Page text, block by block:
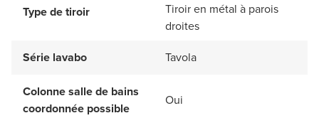
Type de tiroir
Tiroir en métal à parois
droites
Série lavabo
Tavola
Colonne salle de bains
coordonnée possible
Oui